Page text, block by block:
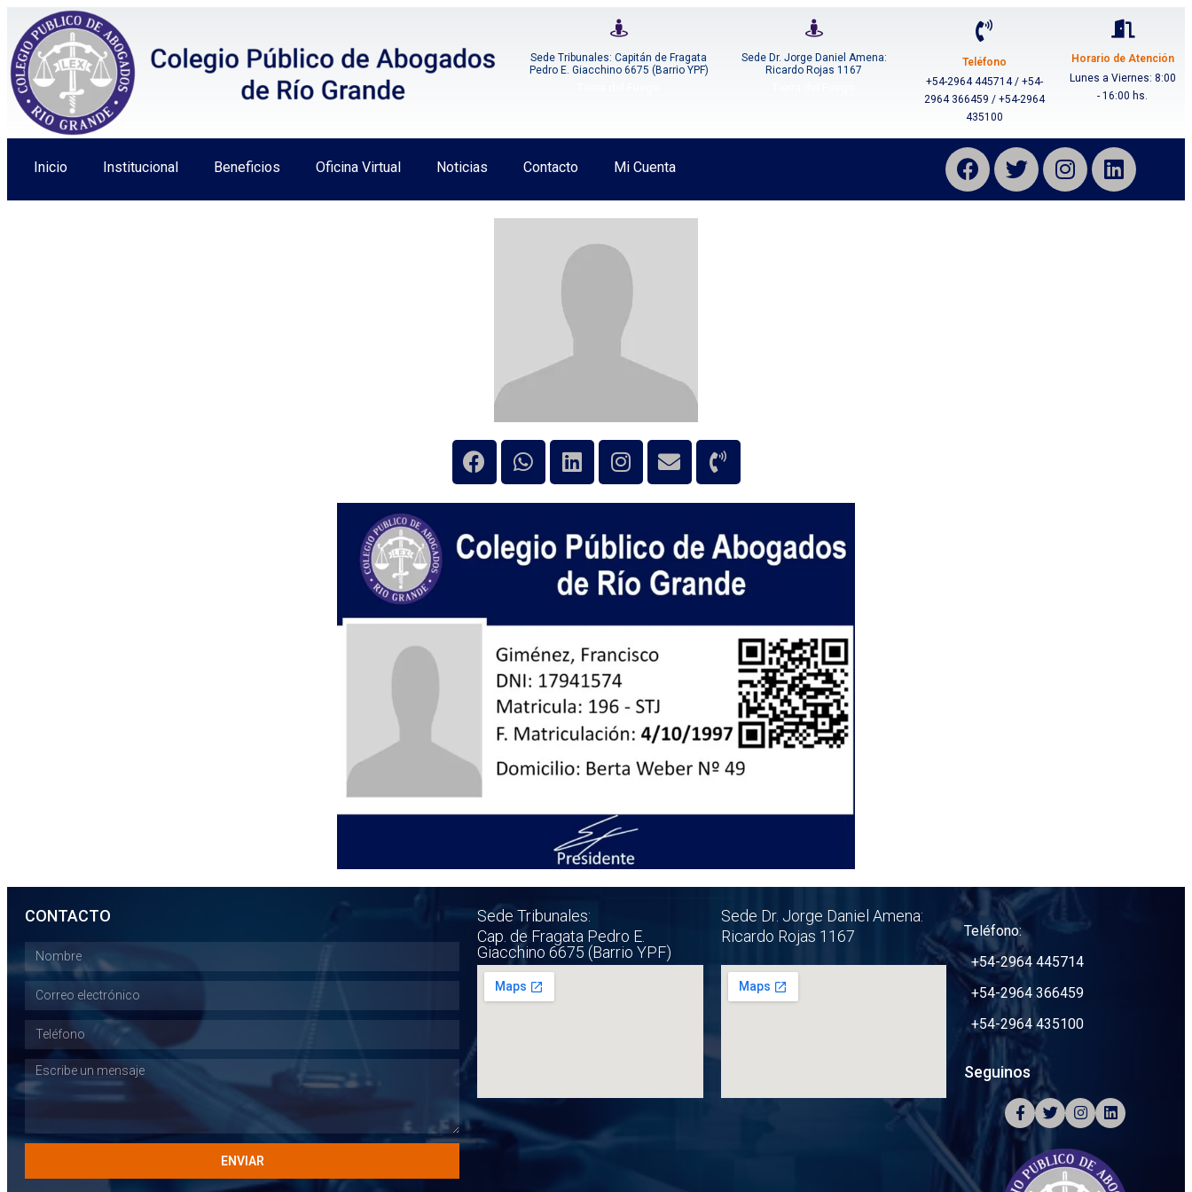
Sede Tribunales: Capitán de Fragata
Pedro E. Giacchino 6675 (Barrio YPF)
Sede Dr. Jorge Daniel Amena:
Ricardo Rojas 1167
Teléfono
+54-2964 445714 / +54-
2964 366459 / +54-2964
435100
Horario de Atención
Lunes a Viernes: 8:00
- 16:00 hs.
Inicio Institucional Beneficios Oficina Virtual Noticias Contacto Mi Cuenta
CONTACTO
ENVIAR
Sede Tribunales:
Cap. de Fragata Pedro E.
Giacchino 6675 (Barrio YPF)
Sede Dr. Jorge Daniel Amena:
Ricardo Rojas 1167
Teléfono:
+54-2964 445714
+54-2964 366459
+54-2964 435100
Seguinos